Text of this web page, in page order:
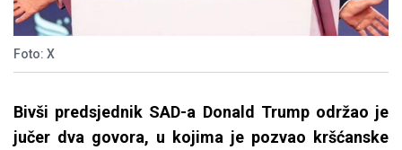
Foto: X
Bivši predsjednik SAD-a Donald Trump održao je
jučer dva govora, u kojima je pozvao kršćanske